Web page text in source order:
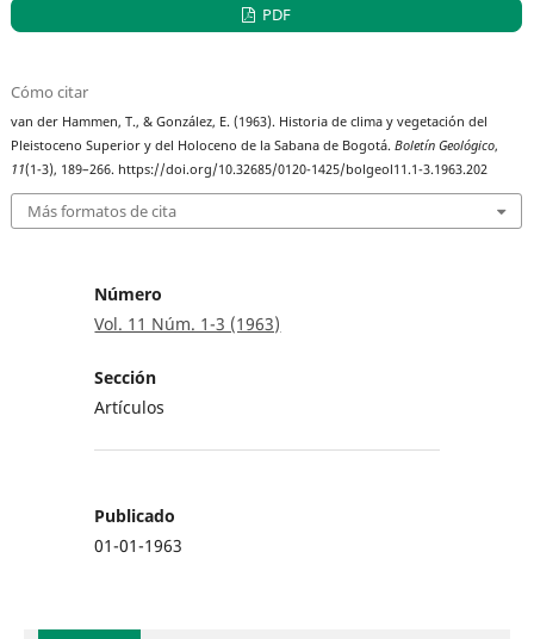
PDF
Cómo citar
van der Hammen, T., & González, E. (1963). Historia de clima y vegetación del
Pleistoceno Superior y del Holoceno de la Sabana de Bogotá.Boletín Geológico,
11(1-3), 189–266. https://doi.org/10.32685/0120-1425/bolgeol11.1-3.1963.202
Más formatos de cita
Número
Vol. 11 Núm. 1-3 (1963)
Sección
Artículos
Publicado
01-01-1963